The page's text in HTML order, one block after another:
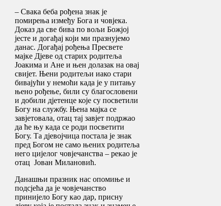
– Свака беба рођена знак је
помирења између Бога и човјека.
Доказ да све бива по вољи Божјој
јесте и догађај који ми празнујемо
данас. Догађај рођења Пресвете
мајке Дјеве од старих родитеља
Јоакима и Ане и њен долазак на овај
свијет. Њени родитељи иако стари
бивајући у немоћи када је у питању
њено рођење, били су благословени
и добили дјетенце које су посветили
Богу на службу. Њена мајка се
завјетовала, отац тај завјет подржао
да ће њу када се роди посветити
Богу. Та дјевојчица постала је знак
пред Богом не само њених родитеља
него цијелог човјечанства – рекао је
отац Јован Милановић.
Данашњи празник нас опомиње и
подсјећа да је човјечанство
принијело Богу као дар, присну